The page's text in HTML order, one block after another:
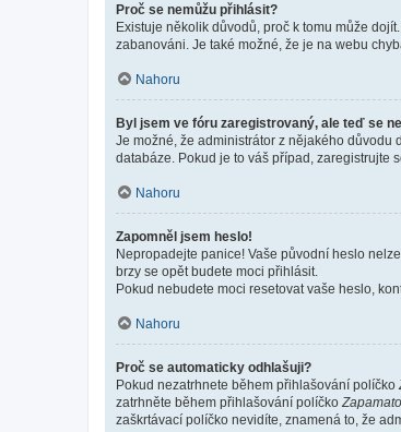
Proč se nemůžu přihlásit?
Existuje několik důvodů, proč k tomu může
zabanováni. Je také možné, že je na webu
Nahoru
Byl jsem ve fóru zaregistrovaný, ale teď se
Je možné, že administrátor z nějakého důvodu
databáze. Pokud je to váš případ, zaregistrujte
Nahoru
Zapomněl jsem heslo!
Nepropadejte panice! Vaše původní heslo
brzy se opět budete moci přihlásit.
Pokud nebudete moci resetovat vaše heslo,
Nahoru
Proč se automaticky odhlašuji?
Pokud nezatrhnete během přihlašování políčko
zatrhněte během přihlašování políčko
zaškrtávací políčko nevidíte, znamená to, že